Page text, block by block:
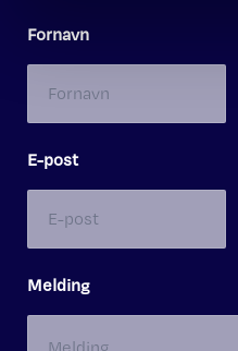
Fornavn
E-post
Melding